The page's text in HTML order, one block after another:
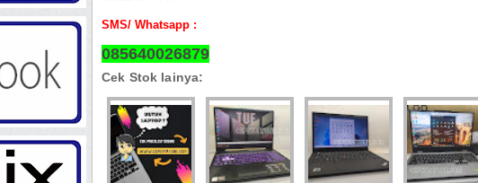
SMS/ Whatsapp :
085640026879
Cek Stok lainya: